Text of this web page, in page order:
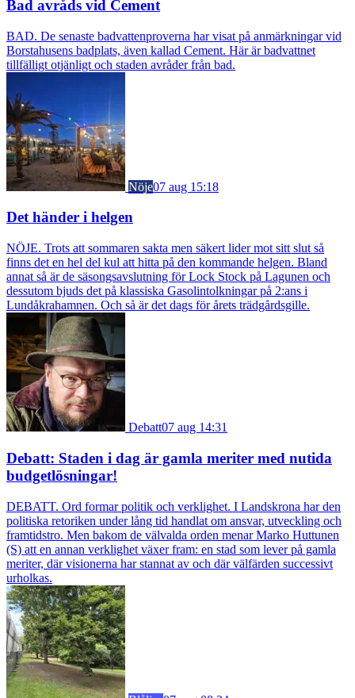
Bad avråds vid Cement
BAD. De senaste badvattenproverna har visat på anmärkningar vid
Borstahusens badplats, även kallad Cement. Här är badvattnet
tillfälligt otjänligt och staden avråder från bad.
Nöje07 aug 15:18
Det händer i helgen
NÖJE. Trots att sommaren sakta men säkert lider mot sitt slut så
finns det en hel del kul att hitta på den kommande helgen. Bland
annat så är de säsongsavslutning för Lock Stock på Lagunen och
dessutom bjuds det på klassiska Gasolintolkningar på 2:ans i
Lundåkrahamnen. Och så är det dags för årets trädgårdsgille.
Debatt07 aug 14:31
Debatt: Staden i dag är gamla meriter med nutida
budgetlösningar!
DEBATT. Ord formar politik och verklighet. I Landskrona har den
politiska retoriken under lång tid handlat om ansvar, utveckling och
framtidstro. Men bakom de välvalda orden menar Marko Huttunen
(S) att en annan verklighet växer fram: en stad som lever på gamla
meriter, där visionerna har stannat av och där välfärden successivt
urholkas.